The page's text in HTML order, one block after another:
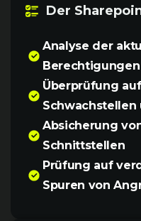
Der
Analyse der
Berechtigungen
Überprüfung
Schwachstellen
Absicherung
Schnittstellen
Prüfung auf
Spuren von